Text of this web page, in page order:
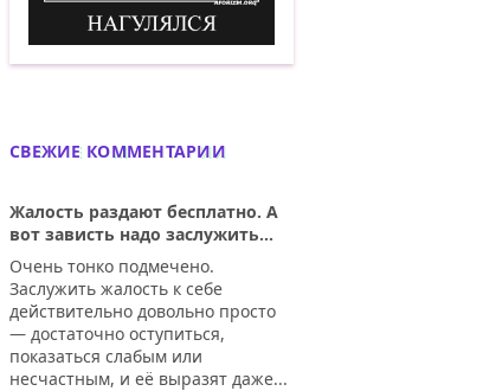
Нагулялся. Демотиватор
СВЕЖИЕ КОММЕНТАРИИ
Жалость раздают бесплатно. А
вот зависть надо заслужить...
Очень тонко подмечено.
Заслужить жалость к себе
действительно довольно просто
— достаточно оступиться,
показаться слабым или
несчастным, и её выразят даже...